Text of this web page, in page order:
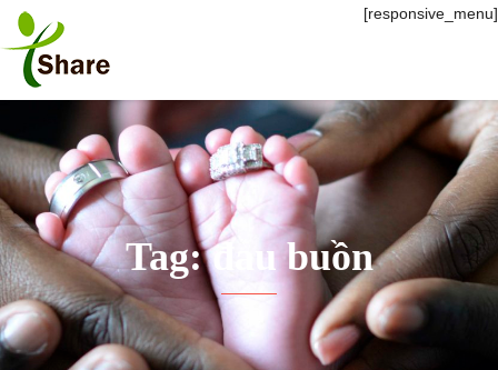
[responsive_menu]
Tag: đau buồn